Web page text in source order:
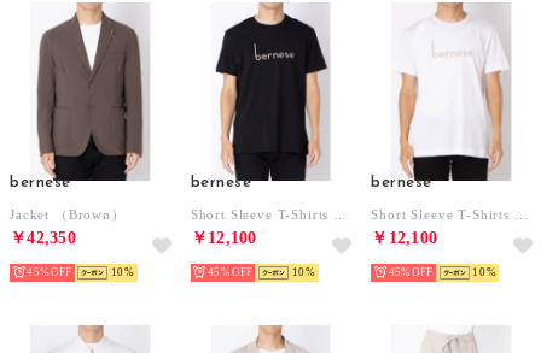
bernese
Jacket （Brown）
￥42,350
45% 10
bernese
￥12,100
45% 10
bernese
￥12,100
45% 10